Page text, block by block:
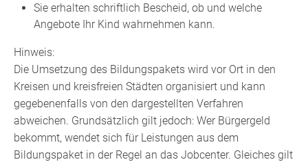
Sie erhalten schriftlich Bescheid, ob und welche
Angebote Ihr Kind wahrnehmen kann.
Hinweis:
Die Umsetzung des Bildungspakets wird vor Ort in den
Kreisen und kreisfreien Städten organisiert und kann
gegebenenfalls von den dargestellten Verfahren
abweichen. Grundsätzlich gilt jedoch: Wer Bürgergeld
bekommt, wendet sich für Leistungen aus dem
Bildungspaket in der Regel an das Jobcenter. Gleiches gilt